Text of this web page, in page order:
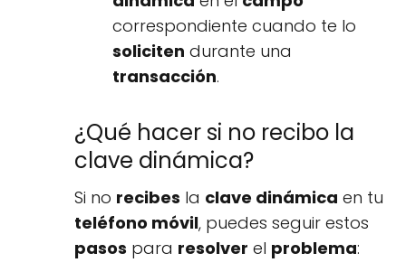
correspondiente cuando te lo
soliciten durante una
transacción.
¿Qué hacer si no recibo la
clave dinámica?
Si no recibes la clave dinámica en tu
teléfono móvil, puedes seguir estos
pasos para resolver el problema: